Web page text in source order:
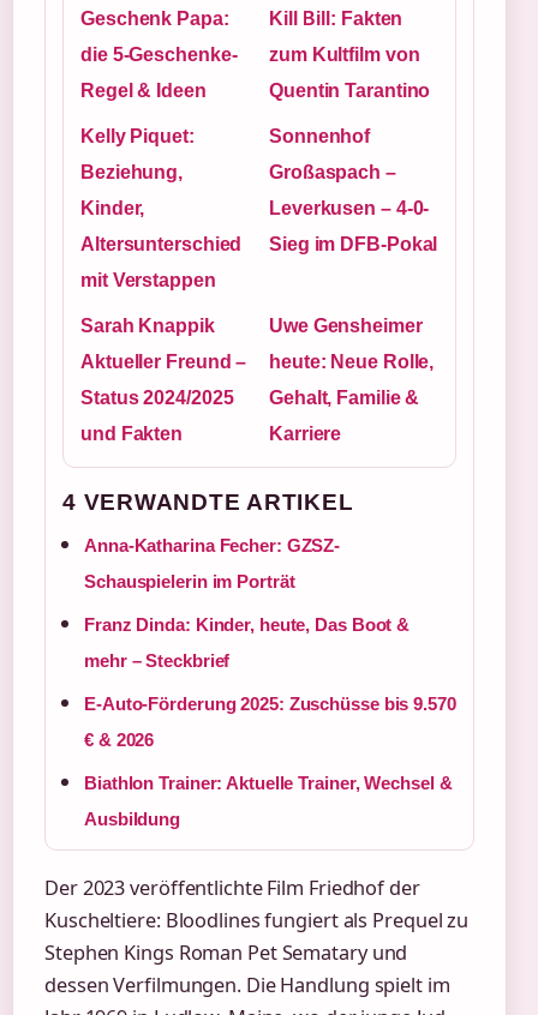
Geschenk Papa:
die 5-Geschenke-
Regel & Ideen
Kill Bill: Fakten
zum Kultfilm von
Quentin Tarantino
Kelly Piquet:
Beziehung,
Kinder,
Altersunterschied
mit Verstappen
Sonnenhof
Großaspach –
Leverkusen – 4-0-
Sieg im DFB-Pokal
Sarah Knappik
Aktueller Freund –
Status 2024/2025
und Fakten
Uwe Gensheimer
heute: Neue Rolle,
Gehalt, Familie &
Karriere
4 VERWANDTE ARTIKEL
Anna-Katharina Fecher: GZSZ-
Schauspielerin im Porträt
Franz Dinda: Kinder, heute, Das Boot &
mehr – Steckbrief
E-Auto-Förderung 2025: Zuschüsse bis 9.570
€ & 2026
Biathlon Trainer: Aktuelle Trainer, Wechsel &
Ausbildung
Der 2023 veröffentlichte Film Friedhof der
Kuscheltiere: Bloodlines fungiert als Prequel zu
Stephen Kings Roman Pet Sematary und
dessen Verfilmungen. Die Handlung spielt im